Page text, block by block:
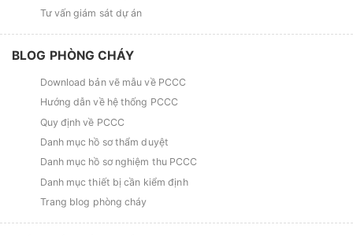
Tư vấn giám sát dự án
BLOG PHÒNG CHÁY
Download bản vẽ mẫu về PCCC
Hướng dẫn về hệ thống PCCC
Quy định về PCCC
Danh mục hồ sơ thẩm duyệt
Danh mục hồ sơ nghiệm thu PCCC
Danh mục thiết bị cần kiểm định
Trang blog phòng cháy